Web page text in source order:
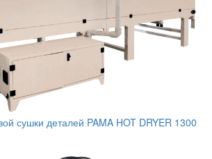
сушки деталей PAMA HOT DRYER 1300